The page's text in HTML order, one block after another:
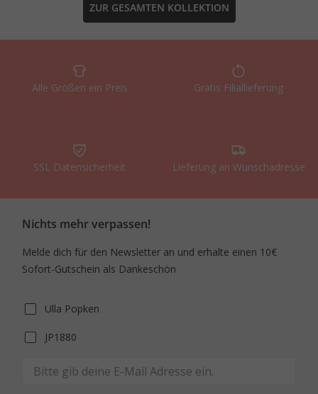
ZUR GESAMTEN KOLLEKTION
Alle Größen ein Preis Gratis Filiallieferung
SSL Datensicherheit Lieferung an Wunschadresse
Nichts mehr verpassen!
Melde dich für den Newsletter an und erhalte einen 10€
Sofort-Gutschein als Dankeschön
Ulla Popken
JP1880